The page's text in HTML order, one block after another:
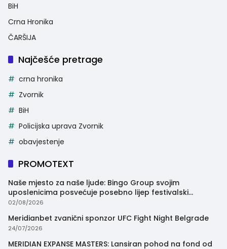
BiH
Crna Hronika
ČARŠIJA
Najčešće pretrage
crna hronika
Zvornik
BiH
Policijska uprava Zvornik
obavjestenje
PROMOTEXT
Naše mjesto za naše ljude: Bingo Group svojim
uposlenicima posvećuje posebno lijep festivalski
trenutak
02/08/2026
Meridianbet zvanični sponzor UFC Fight Night Belgrade
24/07/2026
MERIDIAN EXPANSE MASTERS: Lansiran pohod na fond od